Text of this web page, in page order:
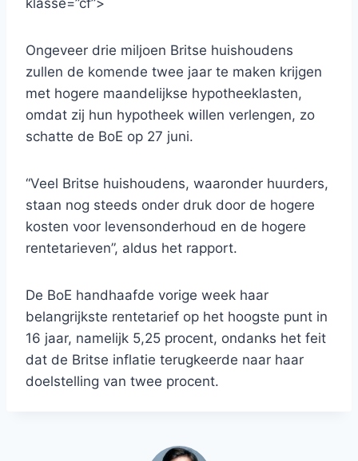
klasse=”cf”>
Ongeveer drie miljoen Britse huishoudens
zullen de komende twee jaar te maken krijgen
met hogere maandelijkse hypotheeklasten,
omdat zij hun hypotheek willen verlengen, zo
schatte de BoE op 27 juni.
“Veel Britse huishoudens, waaronder huurders,
staan ​​nog steeds onder druk door de hogere
kosten voor levensonderhoud en de hogere
rentetarieven”, aldus het rapport.
De BoE handhaafde vorige week haar
belangrijkste rentetarief op het hoogste punt in
16 jaar, namelijk 5,25 procent, ondanks het feit
dat de Britse inflatie terugkeerde naar haar
doelstelling van twee procent.